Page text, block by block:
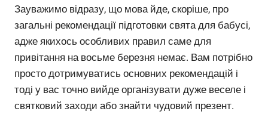
Зауважимо відразу, що мова йде, скоріше, про
загальні рекомендації підготовки свята для бабусі,
адже якихось особливих правил саме для
привітання на восьме березня немає. Вам потрібно
просто дотримуватись основних рекомендацій і
тоді у вас точно вийде організувати дуже веселе і
святковий заходи або знайти чудовий презент.